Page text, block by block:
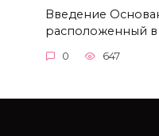
Введение
расположенный в
0 647